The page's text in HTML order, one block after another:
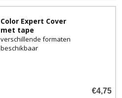
Color Expert Cover
met tape
verschillende formaten
beschikbaar
€4,75